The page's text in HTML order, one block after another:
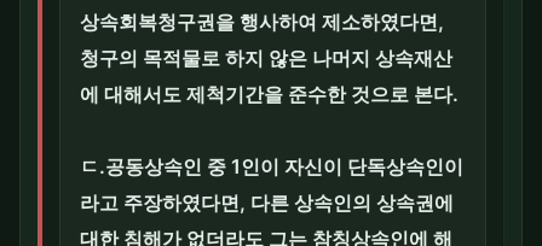
상속회복청구권을 행사하여 제소하였다면,
청구의 목적물로 하지 않은 나머지 상속재산
에 대해서도 제척기간을 준수한 것으로 본다.
ㄷ.공동상속인 중 1인이 자신이 단독상속인이
라고 주장하였다면, 다른 상속인의 상속권에
대한 침해가 없더라도 그는 참칭상속인에 해